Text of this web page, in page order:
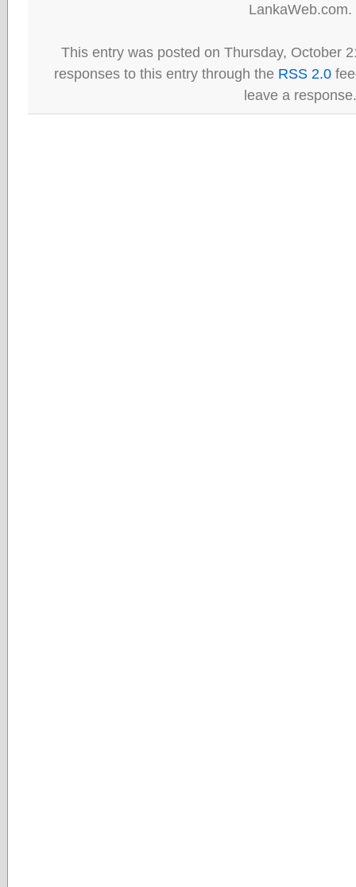
LankaWeb.com.
This entry was posted on Thursday, October
responses to this entry through the RSS 2.0
leave a response.